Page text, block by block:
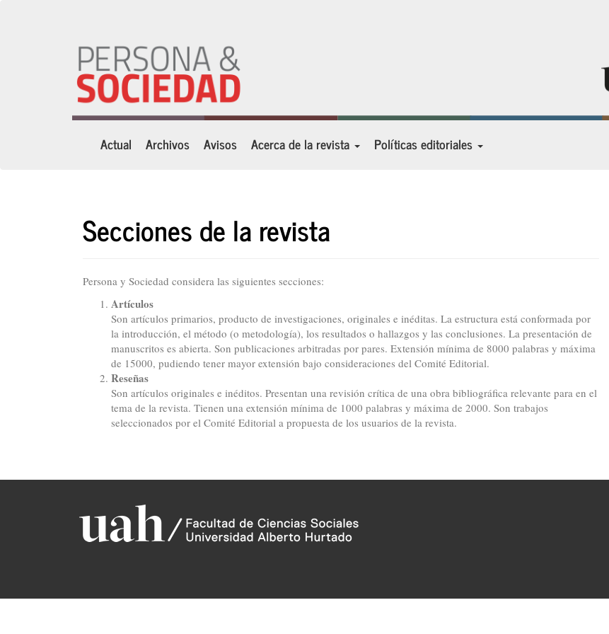
Actual Archivos Avisos Acerca de la revista Políticas editoriales
Secciones de la revista
Persona y Sociedad considera las siguientes secciones:
Artículos
Son artículos primarios, producto de investigaciones, originales e inéditas. La estructura está conformada por
la introducción, el método (o metodología), los resultados o hallazgos y las conclusiones. La presentación de
manuscritos es abierta. Son publicaciones arbitradas por pares. Extensión mínima de 8000 palabras y máxima
de 15000, pudiendo tener mayor extensión bajo consideraciones del Comité Editorial.
Reseñas
Son artículos originales e inéditos. Presentan una revisión crítica de una obra bibliográfica relevante para en el
tema de la revista. Tienen una extensión mínima de 1000 palabras y máxima de 2000. Son trabajos
seleccionados por el Comité Editorial a propuesta de los usuarios de la revista.